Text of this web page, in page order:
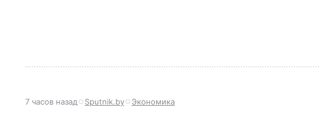
7 часов назад Sputnik.by Экономика